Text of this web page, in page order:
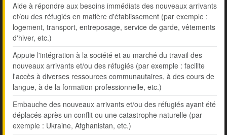
Aide à répondre aux besoins immédiats des nouveaux arrivants
et/ou des réfugiés en matière d'établissement (par exemple :
logement, transport, entreposage, service de garde, vêtements
d'hiver, etc.)
Appuie l'intégration à la société et au marché du travail des
nouveaux arrivants et/ou des réfugiés (par exemple : facilite
l'accès à diverses ressources communautaires, à des cours de
langue, à de la formation professionnelle, etc.)
Embauche des nouveaux arrivants et/ou des réfugiés ayant été
déplacés après un conflit ou une catastrophe naturelle (par
exemple : Ukraine, Afghanistan, etc.)